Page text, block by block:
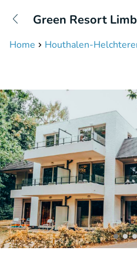
Green Resort
Home Houthalen-